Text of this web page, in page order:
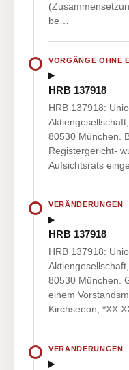
be…
VORGÄNGE OHNE
HRB 137918
HRB 137918:
80530 München.
Registergericht-
Aufsichtsrats
VERÄNDERUNGEN
HRB 137918
HRB 137918:
80530 München.
einem
Kirchseeon,
VERÄNDERUNGEN